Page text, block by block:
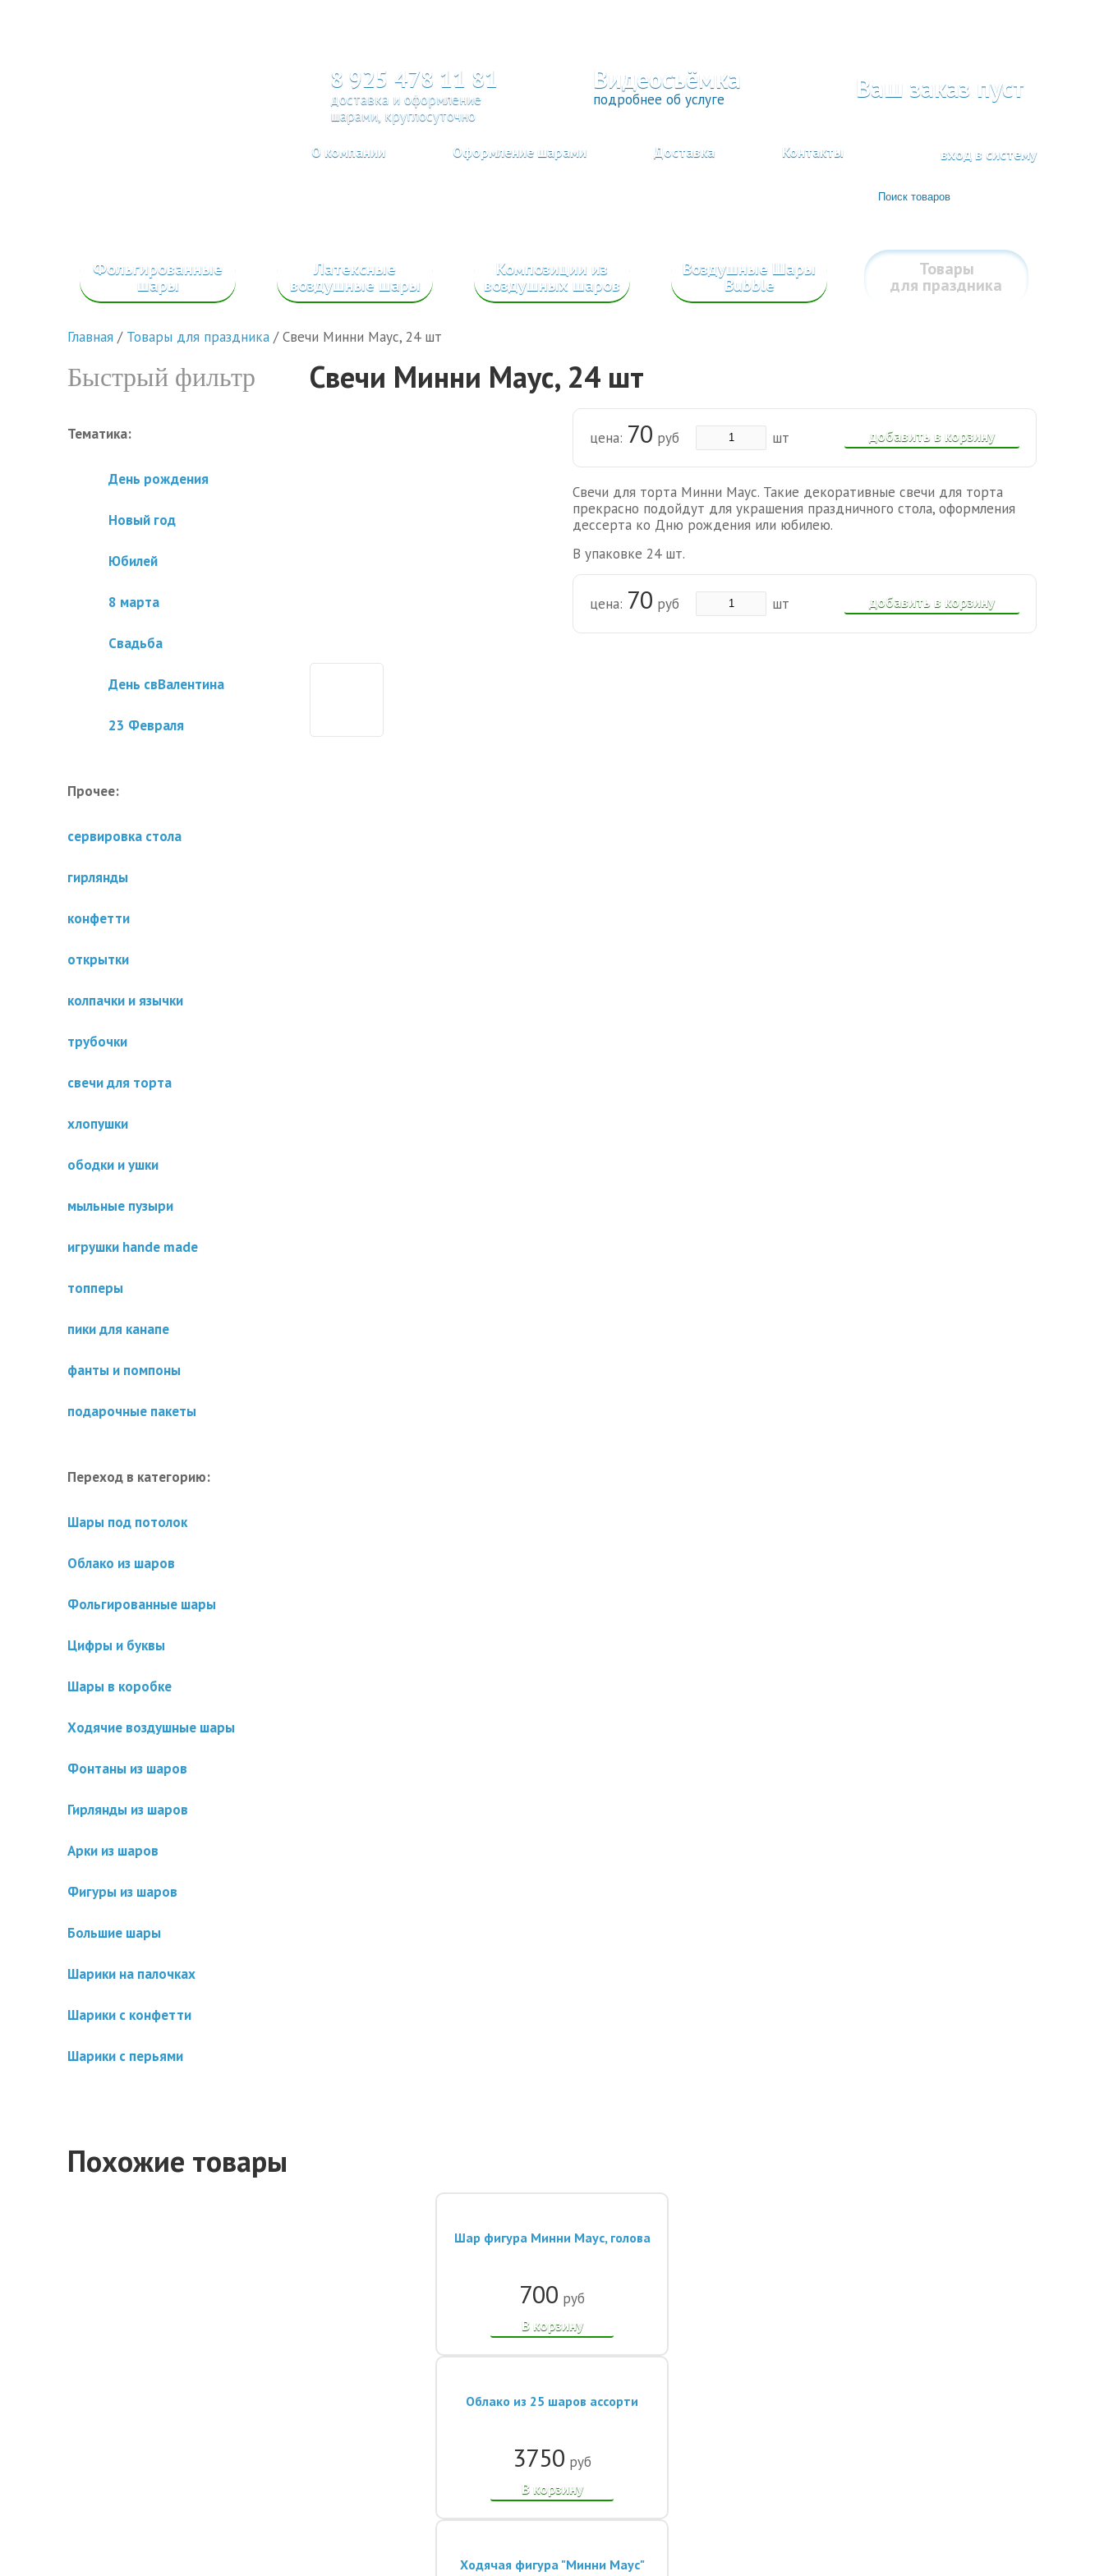
8 925 478 11 81
доставка и оформление
шарами, круглосуточно
Видеосъёмка
подробнее об услуге Ваш заказ пуст
вход в систему
О компании Оформление шарами Доставка Контакты
Фольгированные
шары
Латексные
воздушные шары
Композиции из
воздушных шаров
Воздушные Шары
Bubble
Товары
для праздника
Главная / Товары для праздника /Свечи Минни Маус, 24 шт
Быстрый фильтр
Тематика:
День рождения
Новый год
Юбилей
8 марта
Свадьба
День свВалентина
23 Февраля
Прочее:
сервировка стола
гирлянды
конфетти
открытки
колпачки и язычки
трубочки
свечи для торта
хлопушки
ободки и ушки
мыльные пузыри
игрушки hande made
топперы
пики для канапе
фанты и помпоны
подарочные пакеты
Переход в категорию:
Шары под потолок
Облако из шаров
Фольгированные шары
Цифры и буквы
Шары в коробке
Ходячие воздушные шары
Фонтаны из шаров
Гирлянды из шаров
Арки из шаров
Фигуры из шаров
Большие шары
Шарики на палочках
Шарики с конфетти
Шарики с перьями
Свечи Минни Маус, 24 шт
добавить в корзину
цена: 70 руб шт
Свечи для торта Минни Маус. Такие декоративные свечи для торта
прекрасно подойдут для украшения праздничного стола, оформления
дессерта ко Дню рождения или юбилею.
В упаковке 24 шт.
добавить в корзину
цена: 70 руб шт
Похожие товары
Шар фигура Минни Маус, голова
700 руб
В корзину
Облако из 25 шаров ассорти
3750 руб
В корзину
Ходячая фигура "Минни Маус"